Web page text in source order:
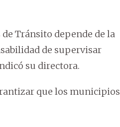
Tránsito depende de la
de supervisar
su directora.
que los municipios